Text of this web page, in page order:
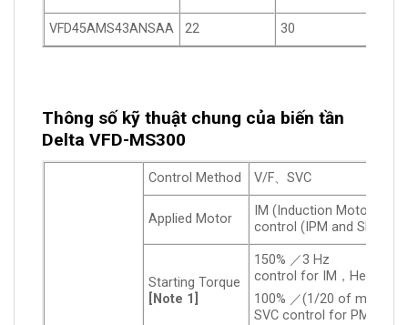
VFD45AMS43ANSAA 22 30
Thông số kỹ thuật chung của biến tần
Delta VFD-MS300
Control Method V/F、SVC
Applied Motor
IM (Induction Motor),
control (IPM and SPM)
Starting Torque
[Note 1]
150% ／3 Hz (
control for IM，Heavy
100% ／(1/20 of motor
SVC control for PM，